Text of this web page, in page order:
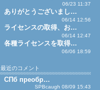
06/23 11:37
ありがとうございまし…
06/14 12:56
ライセンスの取得、お…
06/14 12:47
各種ライセンスを取得…
06/06 18:59
最近のコメント
СПб преобр…
SPBcaugh 08/09 15:43